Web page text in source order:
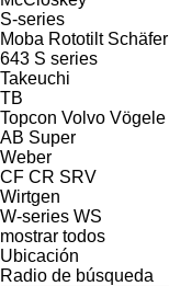
S-series
Moba Rototilt Schäfer
643 S series
Takeuchi
TB
Topcon Volvo Vögele
AB Super
Weber
CF CR SRV
Wirtgen
W-series WS
mostrar todos
Ubicación
Radio de búsqueda